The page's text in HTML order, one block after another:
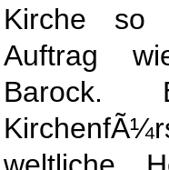
Kirche so
Auftrag
Barock.